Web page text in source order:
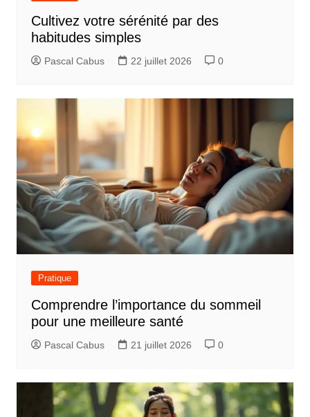
Cultivez votre sérénité par des
habitudes simples
Pascal Cabus 22 juillet 2026 0
Pratique
Comprendre l’importance du sommeil
pour une meilleure santé
Pascal Cabus 21 juillet 2026 0